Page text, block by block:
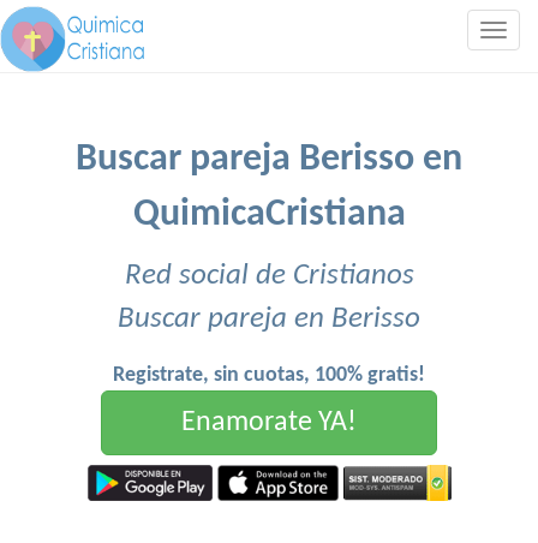
Buscar pareja Berisso en
QuimicaCristiana
Red social de Cristianos
Buscar pareja en Berisso
Registrate, sin cuotas, 100% gratis!
Enamorate YA!